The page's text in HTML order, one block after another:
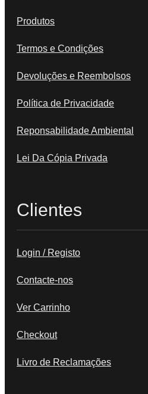
Produtos
Termos e Condições
Devoluções e Reembolsos
Política de Privacidade
Reponsabilidade Ambiental
Lei Da Cópia Privada
Clientes
Login / Registo
Contacte-nos
Ver Carrinho
Checkout
Livro de Reclamações